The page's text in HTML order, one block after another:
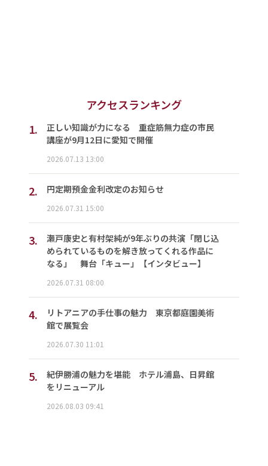
アクセスランキング
1.
正しい知識が力になる 重症筋無力症の市民
講座が9月12日に愛知で開催
2026.07.13 13:00
2. 円定期預金金利改定のお知らせ
2026.07.31 15:00
3.
瀬戸康史と有村架純が9年ぶりの共演「閉じ込
められているものを解き放ってくれる作品に
なる」 舞台「キュー」【インタビュー】
2026.07.31 08:00
4.
リトアニアの手仕事の魅力 東京都庭園美術
館で展覧会
2026.07.30 11:01
5.
紀伊勝浦の魅力を堪能 ホテル浦島、日昇館
をリニューアル
2026.08.03 09:41